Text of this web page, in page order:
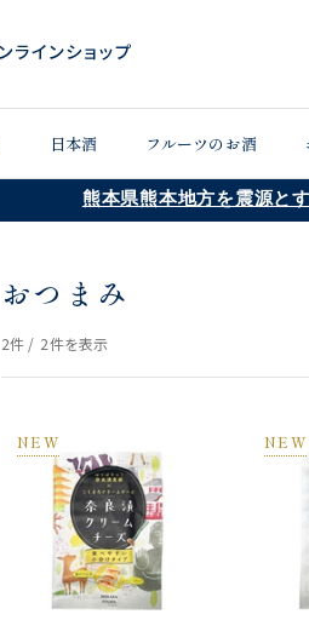
日本酒 フルーツのお酒
熊本県熊本地方を震源と
おつまみ
2件 / 2件を表示
NEW NEW